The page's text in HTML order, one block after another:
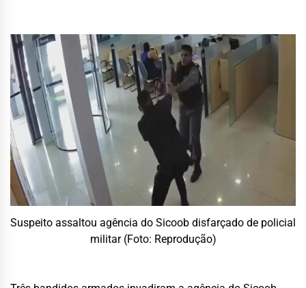
Suspeito assaltou agência do Sicoob disfarçado de policial
militar (Foto: Reprodução)